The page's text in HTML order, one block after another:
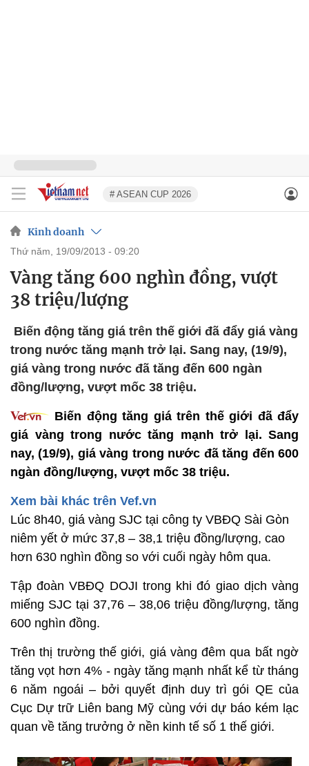
# ASEAN CUP 2026
Kinh doanh
thứ năm, 19/09/2013 - 09:20
Vàng tăng 600 nghìn đồng, vượt
38 triệu/lượng
Biến động tăng giá trên thế giới đã đẩy giá vàng
trong nước tăng mạnh trở lại. Sang nay, (19/9),
giá vàng trong nước đã tăng đến 600 ngàn
đồng/lượng, vượt mốc 38 triệu.
Biến động tăng giá trên thế giới đã đẩy
giá vàng trong nước tăng mạnh trở lại. Sang
nay, (19/9), giá vàng trong nước đã tăng đến 600
ngàn đồng/lượng, vượt mốc 38 triệu.
Xem bài khác trên Vef.vn
Lúc 8h40, giá vàng SJC tại công ty VBĐQ Sài Gòn
niêm yết ở mức 37,8 – 38,1 triệu đồng/lượng, cao
hơn 630 nghìn đồng so với cuối ngày hôm qua.
Tập đoàn VBĐQ DOJI trong khi đó giao dịch vàng
miếng SJC tại 37,76 – 38,06 triệu đồng/lượng, tăng
600 nghìn đồng.
Trên thị trường thế giới, giá vàng đêm qua bất ngờ
tăng vọt hơn 4% - ngày tăng mạnh nhất kể từ tháng
6 năm ngoái – bởi quyết định duy trì gói QE của
Cục Dự trữ Liên bang Mỹ cùng với dự báo kém lạc
quan về tăng trưởng ở nền kinh tế số 1 thế giới.